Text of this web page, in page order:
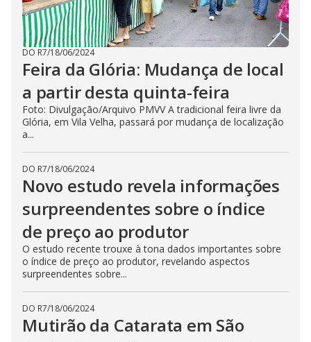
DO R7/18/06/2024
Feira da Glória: Mudança de local
a partir desta quinta-feira
Foto: Divulgação/Arquivo PMVV A tradicional feira livre da
Glória, em Vila Velha, passará por mudança de localização
a...
DO R7/18/06/2024
Novo estudo revela informações
surpreendentes sobre o índice
de preço ao produtor
O estudo recente trouxe à tona dados importantes sobre
o índice de preço ao produtor, revelando aspectos
surpreendentes sobre...
DO R7/18/06/2024
Mutirão da Catarata em São